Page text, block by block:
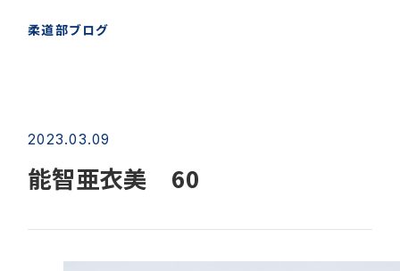
柔道部ブログ
2023.03.09
能智亜衣美 60